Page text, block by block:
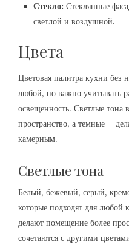
Стекло: Стеклянные
светлой и воздушной.
Цвета
Цветовая палитра кухни
любой, но важно учитывать
освещенность. Светлые тона
пространство, а темные –
камерным.
Светлые тона
Белый, бежевый, серый,
которые подходят для
делают помещение более
сочетаются с другими